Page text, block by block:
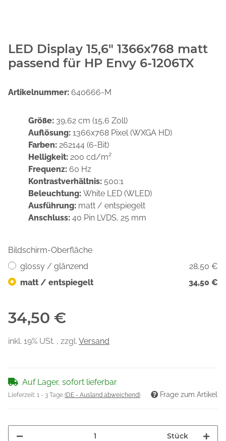
LED Display 15,6" 1366x768 matt
passend für HP Envy 6-1206TX
Artikelnummer: 640666-M
Größe: 39,62 cm (15,6 Zoll)
Auflösung: 1366x768 Pixel (WXGA HD)
Farben: 262144 (6-Bit)
Helligkeit: 200 cd/m²
Frequenz: 60 Hz
Kontrastverhältnis: 500:1
Beleuchtung: White LED (WLED)
Ausführung: matt / entspiegelt
Anschluss: 40 Pin LVDS, 25 mm
Bildschirm-Oberfläche
glossy / glänzend
28,50 €
matt / entspiegelt
34,50 €
34,50 €
inkl. 19% USt. , zzgl. Versand
Auf Lager, sofort lieferbar
Lieferzeit: 1 - 3 Tage (DE - Ausland abweichend) Frage zum Artikel
Stück